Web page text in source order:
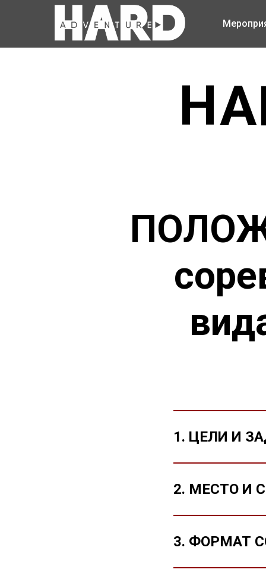
1. ЦЕЛИ И
2. МЕСТО И
3. ФОРМАТ